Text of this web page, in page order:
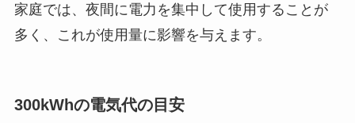
家庭では、夜間に電力を集中して使用することが
多く、これが使用量に影響を与えます。
300kWhの電気代の目安